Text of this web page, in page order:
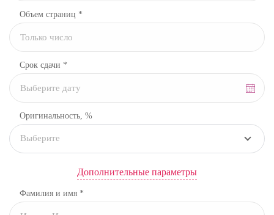
Объем страниц *
Срок сдачи *
Оригинальность, %
Выберите
Дополнительные параметры
Фамилия и имя *